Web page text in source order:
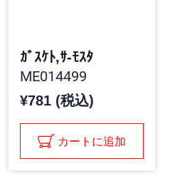
ｶﾞｽｹﾄ,ｻ-ﾓｽﾀ
ME014499
¥781 (税込)
カートに追加